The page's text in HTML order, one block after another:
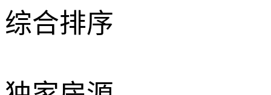
综合排序